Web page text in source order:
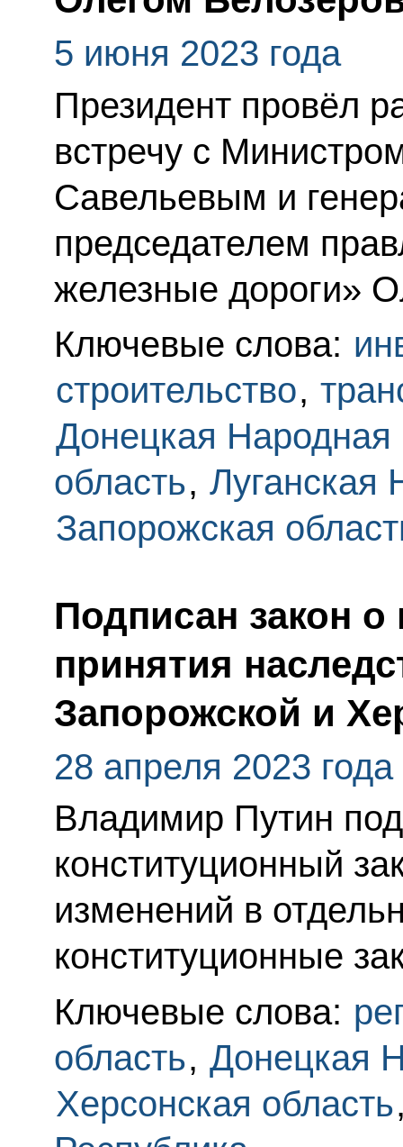
5 июня 2023 года
Президент провёл
встречу с
Савельевым и
председателем
железные дороги»
Ключевые слова:
строительство,
Донецкая Народная
область, Луганская
Запорожская
Подписан закон
принятия
Запорожской и
28 апреля 2023 года
Владимир Путин
конституционный
изменений в
конституционные
Ключевые слова:
область, Донецкая
Херсонская область